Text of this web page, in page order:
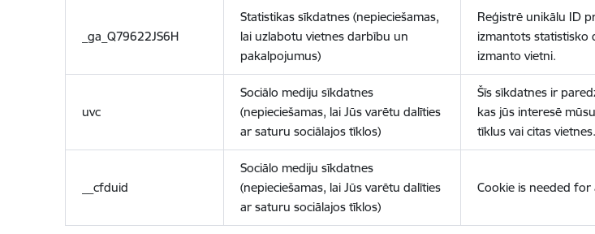
_ga_Q79622JS6H
Statistikas sīkdatnes (nepieciešamas,
lai uzlabotu vietnes darbību un
pakalpojumus)
Reģistrē unikālu ID
izmantots statistisko
izmanto vietni.
uvc
Sociālo mediju sīkdatnes
(nepieciešamas, lai Jūs varētu dalīties
ar saturu sociālajos tīklos)
Šīs sīkdatnes ir
kas jūs interesē
tīklus vai citas vietnes.
__cfduid
Sociālo mediju sīkdatnes
(nepieciešamas, lai Jūs varētu dalīties
ar saturu sociālajos tīklos)
Cookie is needed